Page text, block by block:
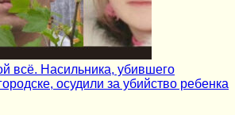
всё. Насильника, убившего
осудили за убийство ребенка